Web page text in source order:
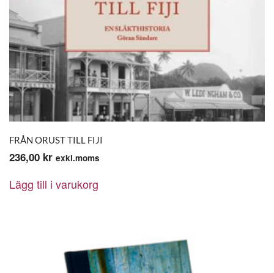
FRÅN ORUST TILL FIJI
236,00 kr exkl.moms
Lägg till i varukorg